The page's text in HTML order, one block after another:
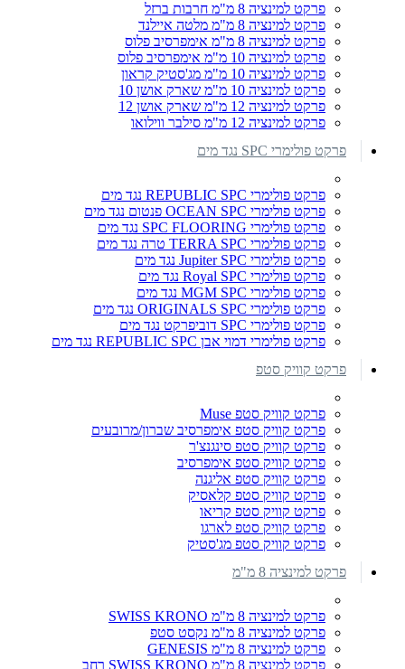
פרקט למינציה 8 מ"מ חרבות ברזל
פרקט למינציה 8 מ"מ מלטה איילנד
פרקט למינציה 8 מ"מ אימפרסיב פלוס
פרקט למינציה 10 מ"מ אימפרסיב פלוס
פרקט למינציה 10 מ"מ מג'סטיק קראון
פרקט למינציה 10 מ"מ שארק אושן 10
פרקט למינציה 12 מ"מ שארק אושן 12
פרקט למינציה 12 מ"מ סילבר ווילואו
פרקט פולימרי SPC נגד מים
פרקט פולימרי REPUBLIC SPC נגד מים
פרקט פולימרי OCEAN SPC פנטום נגד מים
פרקט פולימרי SPC FLOORING נגד מים
פרקט פולימרי TERRA SPC טרה נגד מים
פרקט פולימרי Jupiter SPC נגד מים
פרקט פולימרי Royal SPC נגד מים
פרקט פולימרי MGM SPC נגד מים
פרקט פולימרי ORIGINALS SPC נגד מים
פרקט פולימרי SPC דוביפרקט נגד מים
פרקט פולימרי דמוי אבן REPUBLIC SPC נגד מים
פרקט קוויק סטפ
פרקט קוויק סטפ Muse
פרקט קוויק סטפ אימפרסיב שברון/מרובעים
פרקט קוויק סטפ סינגנצ'ר
פרקט קוויק סטפ אימפרסיב
פרקט קוויק סטפ אליגנה
פרקט קוויק סטפ קלאסיק
פרקט קוויק סטפ קריאו
פרקט קוויק סטפ לארגו
פרקט קוויק סטפ מג'סטיק
פרקט למינציה 8 מ"מ
פרקט למינציה 8 מ"מ SWISS KRONO
פרקט למינציה 8 מ"מ נקסט סטפ
פרקט למינציה 8 מ"מ GENESIS
פרקט למינציה 8 מ"מ SWISS KRONO רחב